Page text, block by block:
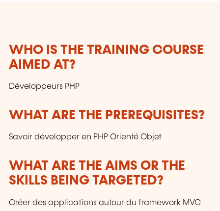
teaching experience. Constantly renewed, they
are adapted to the requirements of our
customers and to the evolution of technologies.
WHO IS THE TRAINING COURSE
AIMED AT?
Développeurs PHP
WHAT ARE THE PREREQUISITES?
Savoir développer en PHP Orienté Objet
WHAT ARE THE AIMS OR THE
SKILLS BEING TARGETED?
Créer des applications autour du framework MVC